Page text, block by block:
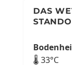
DAS
🌡 33°C